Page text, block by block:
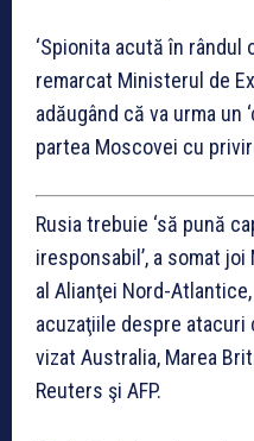
‘Spionita acută în rândul
remarcat Ministerul de
adăugând că va urma un
partea Moscovei cu
Rusia trebuie ‘să pună
iresponsabil’, a somat
al Alianţei Nord-
acuzaţiile despre
vizat Australia, Marea
Reuters şi AFP.